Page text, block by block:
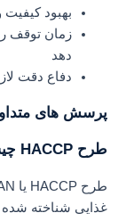
بهبود
زمان توقف
دهد
دفاع دقت
پرسش های
طرح HACCP چیست؟
غذایی شناخته